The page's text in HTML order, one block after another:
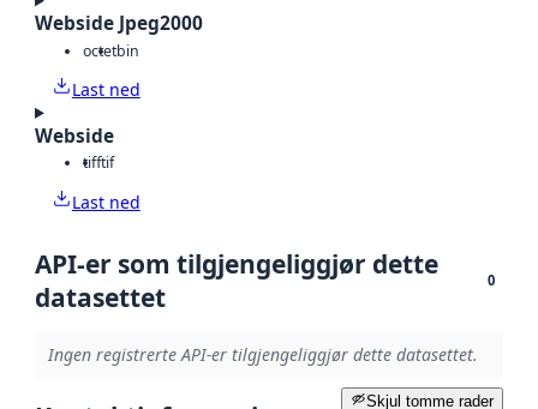
Webside Jpeg2000
octetbin
Last ned
Webside
tifftif
Last ned
API-er som tilgjengeliggjør dette
datasettet
0
Ingen registrerte API-er tilgjengeliggjør dette datasettet.
Skjul tomme rader